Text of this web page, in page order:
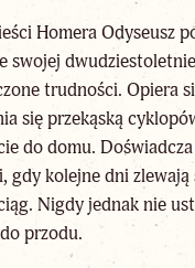
Homera Odyseusz
swojej
trudności. Opiera
się przekąską
do domu.
gdy kolejne dni zlewają
Nigdy jednak nie
przodu.